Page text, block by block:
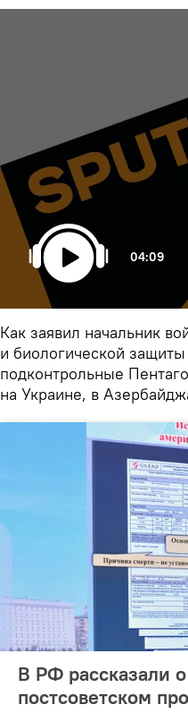
04:09
Как заявил начальник
и биологической
подконтрольные
на Украине, в
В РФ рассказали
постсоветском